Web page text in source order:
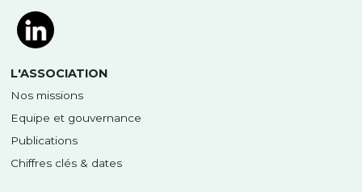
L'ASSOCIATION
Nos missions
Equipe et gouvernance
Publications
Chiffres clés & dates